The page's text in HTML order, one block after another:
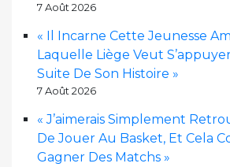
7 Août 2026
« Il Incarne Cette Jeunesse
Laquelle Liège Veut
Suite De Son Histoire »
7 Août 2026
« J’aimerais Simplement
De Jouer Au Basket, Et Cela
Gagner Des Matchs »